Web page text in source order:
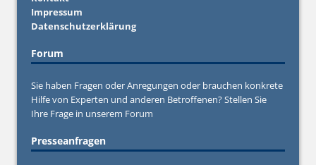
Impressum
Datenschutzerklärung
Forum
Sie haben Fragen oder Anregungen oder brauchen konkrete
Hilfe von Experten und anderen Betroffenen? Stellen Sie
Ihre Frage in unserem Forum
Presseanfragen